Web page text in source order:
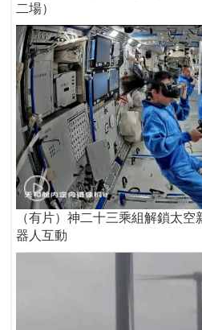
二場）
（有片）神二十三乘組解鎖太
器人互動